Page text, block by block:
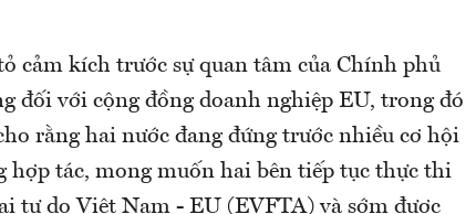
cảm kích trước sự quan tâm của Chính phủ
đối với cộng đồng doanh nghiệp EU, trong đó
rằng hai nước đang đứng trước nhiều cơ hội
hợp tác, mong muốn hai bên tiếp tục thực thi
tự do Việt Nam - EU (EVFTA) và sớm được